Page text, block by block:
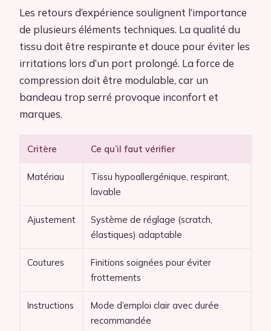
Les retours d’expérience soulignent l’importance
de plusieurs éléments techniques. La qualité du
tissu doit être respirante et douce pour éviter les
irritations lors d’un port prolongé. La force de
compression doit être modulable, car un
bandeau trop serré provoque inconfort et
marques.
Critère Ce qu’il faut vérifier
Matériau
Tissu hypoallergénique, respirant,
lavable
Ajustement
Système de réglage (scratch,
élastiques) adaptable
Coutures
Finitions soignées pour éviter
frottements
Instructions
Mode d’emploi clair avec durée
recommandée